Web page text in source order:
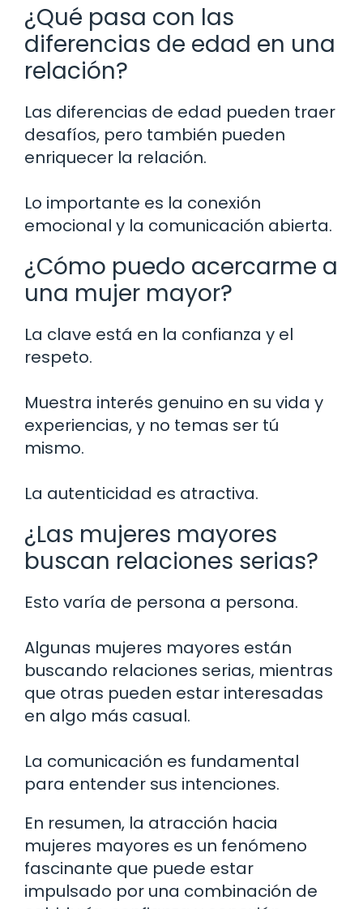
¿Qué pasa con las
diferencias de edad en una
relación?
Las diferencias de edad pueden traer
desafíos, pero también pueden
enriquecer la relación.
Lo importante es la conexión
emocional y la comunicación abierta.
¿Cómo puedo acercarme a
una mujer mayor?
La clave está en la confianza y el
respeto.
Muestra interés genuino en su vida y
experiencias, y no temas ser tú
mismo.
La autenticidad es atractiva.
¿Las mujeres mayores
buscan relaciones serias?
Esto varía de persona a persona.
Algunas mujeres mayores están
buscando relaciones serias, mientras
que otras pueden estar interesadas
en algo más casual.
La comunicación es fundamental
para entender sus intenciones.
En resumen, la atracción hacia
mujeres mayores es un fenómeno
fascinante que puede estar
impulsado por una combinación de